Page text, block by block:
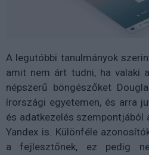
A legutóbbi tanulmányok
amit nem árt tudni, ha valaki
népszerű böngészőket
írországi egyetemen, és arra
és adatkezelés szempontjából
Yandex is. Különféle
a fejlesztőnek, ez pedig